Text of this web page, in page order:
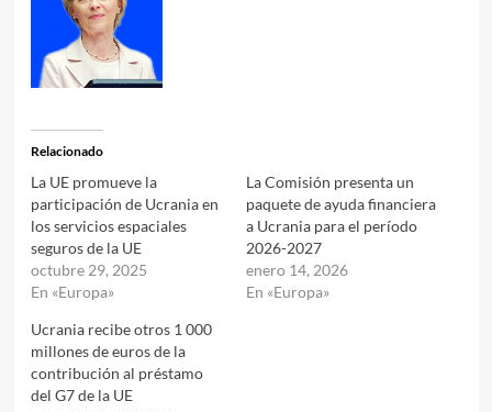
Relacionado
La UE promueve la
participación de Ucrania en
los servicios espaciales
seguros de la UE
octubre 29, 2025
En «Europa»
La Comisión presenta un
paquete de ayuda financiera
a Ucrania para el período
2026-2027
enero 14, 2026
En «Europa»
Ucrania recibe otros 1 000
millones de euros de la
contribución al préstamo
del G7 de la UE